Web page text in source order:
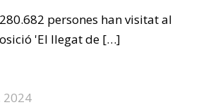
persones han visitat al
'El llegat de […]
2024